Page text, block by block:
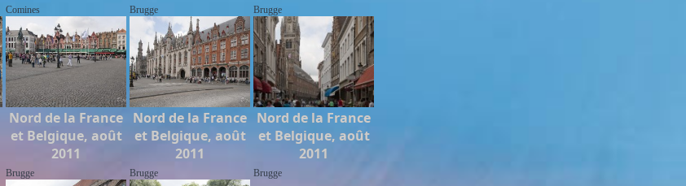
Comines Brugge Brugge
Nord de la France
et Belgique, août
2011
Brugge
Nord de la France
et Belgique, août
2011
Brugge
Nord de la France
et Belgique, août
2011
Brugge